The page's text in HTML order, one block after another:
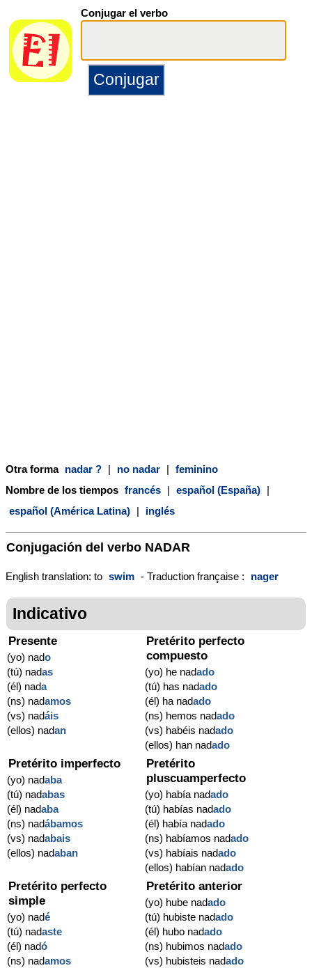
Conjugar el verbo
Otra forma nadar ? | no nadar | feminino
Nombre de los tiempos francés | español (España) |
español (América Latina) | inglés
Conjugación del verbo NADAR
English translation: to swim - Traduction française : nager
Indicativo
Presente
(yo) nado
(tú) nadas
(él) nada
(ns) nadamos
(vs) nadáis
(ellos) nadan
Pretérito perfecto
compuesto
(yo) he nadado
(tú) has nadado
(él) ha nadado
(ns) hemos nadado
(vs) habéis nadado
(ellos) han nadado
Pretérito imperfecto
(yo) nadaba
(tú) nadabas
(él) nadaba
(ns) nadábamos
(vs) nadabais
(ellos) nadaban
Pretérito
pluscuamperfecto
(yo) había nadado
(tú) habías nadado
(él) había nadado
(ns) habíamos nadado
(vs) habíais nadado
(ellos) habían nadado
Pretérito perfecto
simple
(yo) nadé
(tú) nadaste
(él) nadó
(ns) nadamos
Pretérito anterior
(yo) hube nadado
(tú) hubiste nadado
(él) hubo nadado
(ns) hubimos nadado
(vs) hubisteis nadado